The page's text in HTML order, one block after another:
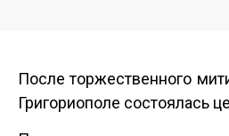
После торжественного
Григориополе состоялась